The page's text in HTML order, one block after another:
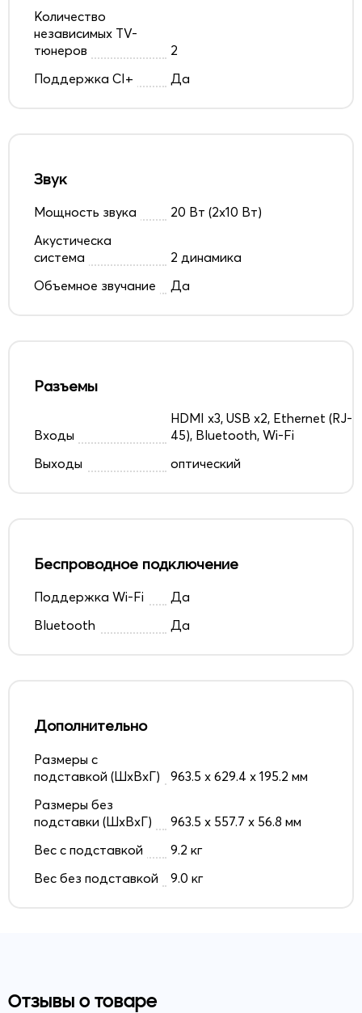
Количество
независимых TV-
тюнеров
2
Поддержка CI+
Да
Звук
Мощность звука
20 Вт (2x10 Вт)
Акустическа
система
2 динамика
Объемное звучание
Да
Разъемы
Входы
HDMI x3, USB x2, Ethernet (RJ-
45), Bluetooth, Wi-Fi
Выходы
оптический
Беспроводное подключение
Поддержка Wi-Fi
Да
Bluetooth
Да
Дополнительно
Размеры с
подставкой (ШxВxГ)
963.5 x 629.4 x 195.2 мм
Размеры без
подставки (ШxВxГ)
963.5 x 557.7 x 56.8 мм
Вес с подставкой
9.2 кг
Вес без подставкой
9.0 кг
Отзывы о товаре